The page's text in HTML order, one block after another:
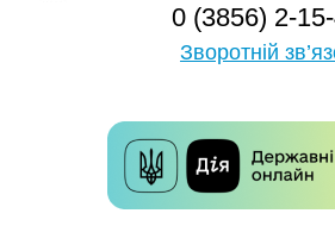
0 (3856) 2-
Зворотній